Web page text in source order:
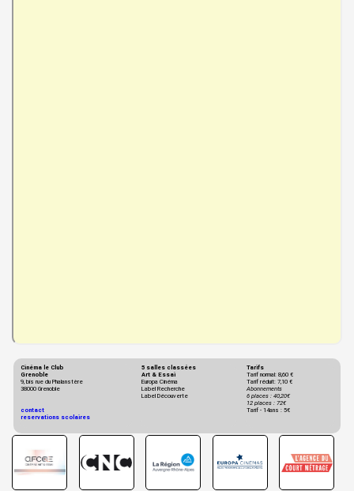
Cinéma le Club
Grenoble
9, bis rue du Phalanstère
38000 Grenoble
contact
reservations scolaires
5 salles classées
Art & Essai
Europa Cinéma
Label Recherche
Label Découverte
Tarifs
Tarif normal: 8,60 €
Tarif réduit: 7,10 €
Abonnements
6 places : 40,20€
12 places : 72€
Tarif - 14ans : 5€